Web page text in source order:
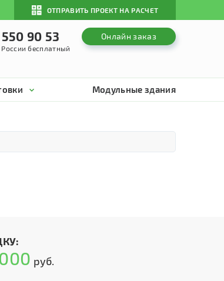
ОТПРАВИТЬ ПРОЕКТ НА РАСЧЕТ
550 90 53
бесплатный
Онлайн заказ
Модульные здания
руб.